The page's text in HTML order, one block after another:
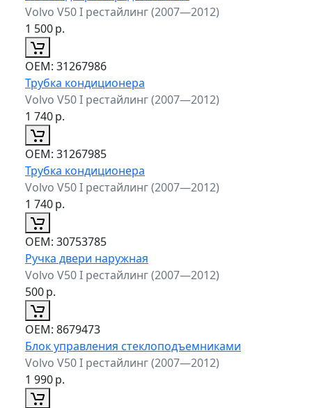
Volvo V50 I рестайлинг (2007—2012)
1 500р.
ОЕМ: 31267986
Трубка кондиционера
Volvo V50 I рестайлинг (2007—2012)
1 740р.
ОЕМ: 31267985
Трубка кондиционера
Volvo V50 I рестайлинг (2007—2012)
1 740р.
ОЕМ: 30753785
Ручка двери наружная
Volvo V50 I рестайлинг (2007—2012)
500р.
ОЕМ: 8679473
Блок управления стеклоподъемниками
Volvo V50 I рестайлинг (2007—2012)
1 990р.